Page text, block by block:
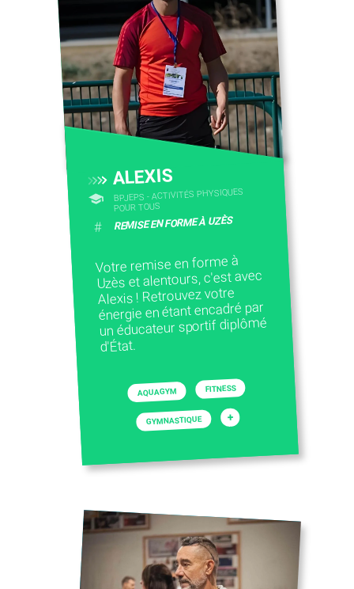
ALEXIS
BPJEPS - ACTIVITÉS PHYSIQUES
POUR TOUS
# REMISE EN FORME À UZÈS
Votre remise en forme à
Uzès et alentours, c'est avec
Alexis ! Retrouvez votre
énergie en étant encadré par
un éducateur sportif diplômé
d'État.
AQUAGYM FITNESS
GYMNASTIQUE +